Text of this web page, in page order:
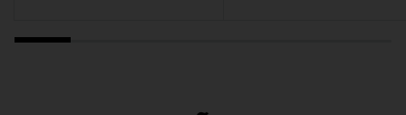
KREEKA